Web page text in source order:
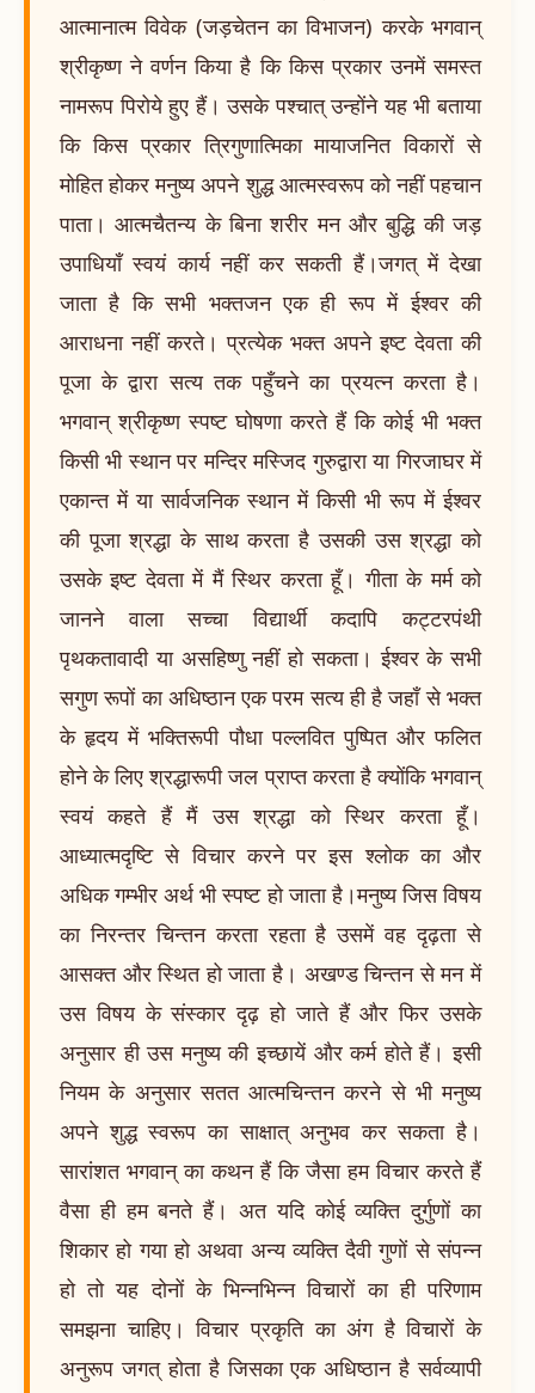
आत्मानात्म विवेक (जड़चेतन का विभाजन) करके भगवान्
श्रीकृष्ण ने वर्णन किया है कि किस प्रकार उनमें समस्त
नामरूप पिरोये हुए हैं। उसके पश्चात् उन्होंने यह भी बताया
कि किस प्रकार त्रिगुणात्मिका मायाजनित विकारों से
मोहित होकर मनुष्य अपने शुद्ध आत्मस्वरूप को नहीं पहचान
पाता। आत्मचैतन्य के बिना शरीर मन और बुद्धि की जड़
उपाधियाँ स्वयं कार्य नहीं कर सकती हैं।जगत् में देखा
जाता है कि सभी भक्तजन एक ही रूप में ईश्वर की
आराधना नहीं करते। प्रत्येक भक्त अपने इष्ट देवता की
पूजा के द्वारा सत्य तक पहुँचने का प्रयत्न करता है।
भगवान् श्रीकृष्ण स्पष्ट घोषणा करते हैं कि कोई भी भक्त
किसी भी स्थान पर मन्दिर मस्जिद गुरुद्वारा या गिरजाघर में
एकान्त में या सार्वजनिक स्थान में किसी भी रूप में ईश्वर
की पूजा श्रद्धा के साथ करता है उसकी उस श्रद्धा को
उसके इष्ट देवता में मैं स्थिर करता हूँ। गीता के मर्म को
जानने वाला सच्चा विद्यार्थी कदापि कट्टरपंथी
पृथकतावादी या असहिष्णु नहीं हो सकता। ईश्वर के सभी
सगुण रूपों का अधिष्ठान एक परम सत्य ही है जहाँ से भक्त
के हृदय में भक्तिरूपी पौधा पल्लवित पुष्पित और फलित
होने के लिए श्रद्धारूपी जल प्राप्त करता है क्योंकि भगवान्
स्वयं कहते हैं मैं उस श्रद्धा को स्थिर करता हूँ।
आध्यात्मदृष्टि से विचार करने पर इस श्लोक का और
अधिक गम्भीर अर्थ भी स्पष्ट हो जाता है।मनुष्य जिस विषय
का निरन्तर चिन्तन करता रहता है उसमें वह दृढ़ता से
आसक्त और स्थित हो जाता है। अखण्ड चिन्तन से मन में
उस विषय के संस्कार दृढ़ हो जाते हैं और फिर उसके
अनुसार ही उस मनुष्य की इच्छायें और कर्म होते हैं। इसी
नियम के अनुसार सतत आत्मचिन्तन करने से भी मनुष्य
अपने शुद्ध स्वरूप का साक्षात् अनुभव कर सकता है।
सारांशत भगवान् का कथन हैं कि जैसा हम विचार करते हैं
वैसा ही हम बनते हैं। अत यदि कोई व्यक्ति दुर्गुणों का
शिकार हो गया हो अथवा अन्य व्यक्ति दैवी गुणों से संपन्न
हो तो यह दोनों के भिन्नभिन्न विचारों का ही परिणाम
समझना चाहिए। विचार प्रकृति का अंग है विचारों के
अनुरूप जगत् होता है जिसका एक अधिष्ठान है सर्वव्यापी